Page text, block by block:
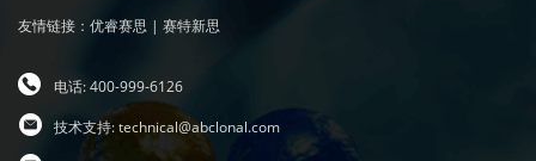
友情链接： 优睿赛思 | 赛特新思
电话: 400-999-6126
技术支持:technical@abclonal.com